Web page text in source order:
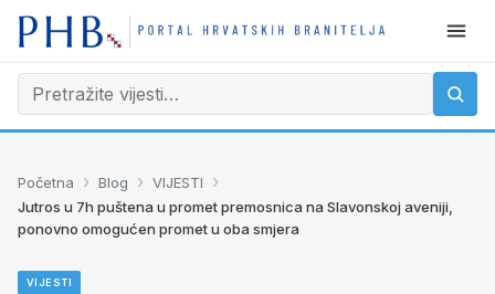
Početna › Blog › VIJESTI ›
Jutros u 7h puštena u promet premosnica na Slavonskoj aveniji,
ponovno omogućen promet u oba smjera
VIJESTI